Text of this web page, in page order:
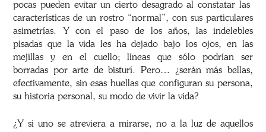
pocas pueden evitar un cierto desagrado al constatar las
características de un rostro “normal”, con sus particulares
asimetrías. Y con el paso de los años, las indelebles
pisadas que la vida les ha dejado bajo los ojos, en las
mejillas y en el cuello; líneas que sólo podrían ser
borradas por arte de bisturí. Pero… ¿serán más bellas,
efectivamente, sin esas huellas que configuran su persona,
su historia personal, su modo de vivir la vida?
¿Y si uno se atreviera a mirarse, no a la luz de aquellos